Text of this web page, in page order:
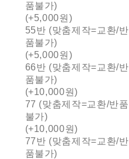
품불가)
(+5,000원)
55반 (맞춤제작=교환/반
품불가)
(+5,000원)
66반 (맞춤제작=교환/반
품불가)
(+10,000원)
77 (맞춤제작=교환/반품
불가)
(+10,000원)
77반 (맞춤제작=교환/반
품불가)